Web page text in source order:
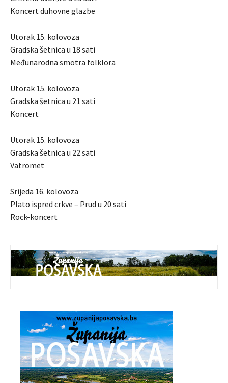
Koncert duhovne glazbe
Utorak 15. kolovoza
Gradska šetnica u 18 sati
Međunarodna smotra folklora
Utorak 15. kolovoza
Gradska šetnica u 21 sati
Koncert
Utorak 15. kolovoza
Gradska šetnica u 22 sati
Vatromet
Srijeda 16. kolovoza
Plato ispred crkve – Prud u 20 sati
Rock-koncert